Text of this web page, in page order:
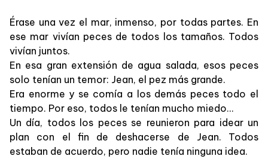
Érase una vez el mar, inmenso, por todas partes. En
ese mar vivían peces de todos los tamaños. Todos
vivían juntos.
En esa gran extensión de agua salada, esos peces
solo tenían un temor: Jean, el pez más grande.
Era enorme y se comía a los demás peces todo el
tiempo. Por eso, todos le tenían mucho miedo...
Un día, todos los peces se reunieron para idear un
plan con el fin de deshacerse de Jean. Todos
estaban de acuerdo, pero nadie tenía ninguna idea.